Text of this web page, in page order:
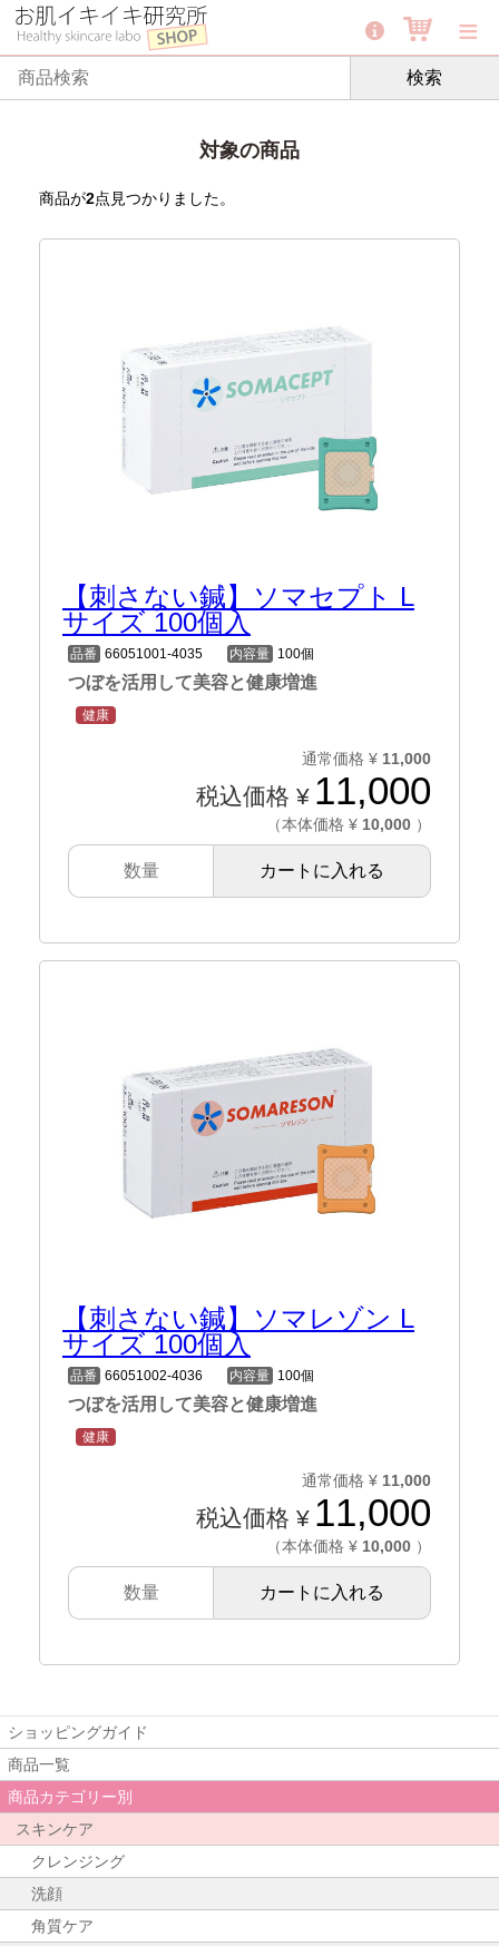
検索
対象の商品
商品が2点見つかりました。
【刺さない鍼】ソマセプト L
サイズ 100個入
品番 66051001-4035 内容量 100個
つぼを活用して美容と健康増進
健康
通常価格 ¥ 11,000
税込価格 ¥ 11,000
（本体価格 ¥ 10,000 ）
カートに入れる
【刺さない鍼】ソマレゾン L
サイズ 100個入
品番 66051002-4036 内容量 100個
つぼを活用して美容と健康増進
健康
通常価格 ¥ 11,000
税込価格 ¥ 11,000
（本体価格 ¥ 10,000 ）
カートに入れる
ショッピングガイド
商品一覧
商品カテゴリー別
スキンケア
クレンジング
洗顔
角質ケア
≡